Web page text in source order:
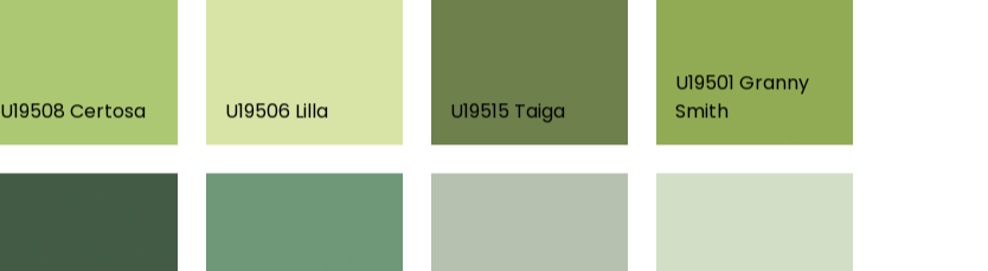
U19508 Certosa U19506 Lilla U19515 Taiga
U19501 Granny
Smith